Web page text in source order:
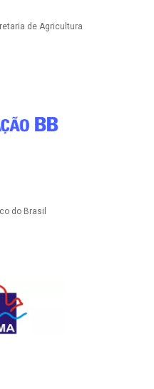
de Agricultura
do Brasil